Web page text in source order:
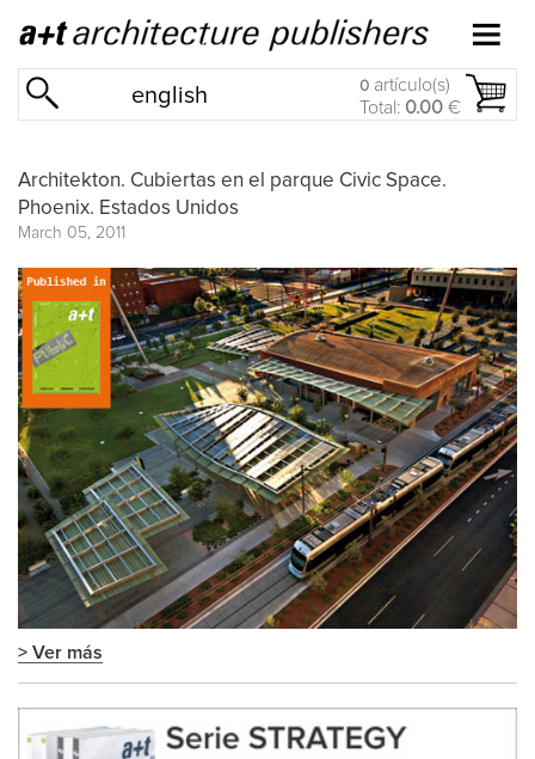
english 0 artículo(s)
Total: 0.00 €
Architekton. Cubiertas en el parque Civic Space.
Phoenix. Estados Unidos
March 05, 2011
> Ver más